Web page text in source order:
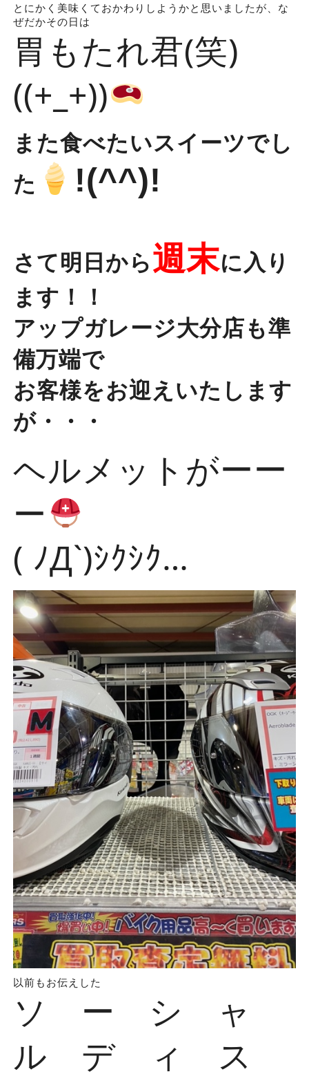
とにかく美味くておかわりしようかと思いましたが、な
ぜだかその日は
胃もたれ君(笑)
((+_+))
また食べたいスイーツでし
た
!(^^)!
さて明日から週末に入り
ます！！
アップガレージ大分店も準
備万端で
お客様をお迎えいたします
が・・・
ヘルメットがーー
ー
( ﾉД`)ｼｸｼｸ…
以前もお伝えした
ソ ー シ ャ
ル デ ィ ス